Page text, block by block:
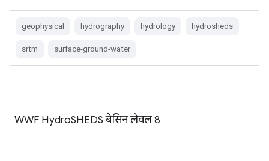
geophysical hydrography hydrology hydrosheds
srtm surface-ground-water
WWF HydroSHEDS बेसिन लेवल 8